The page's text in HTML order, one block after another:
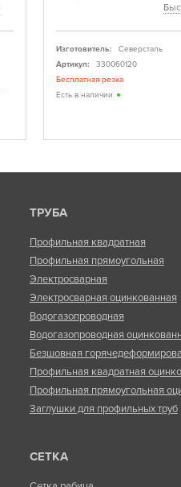
Изготовитель:
Северсталь
Артикул:
330060120
Бесплатная резка
Есть в наличии
ТРУБА
Профильная квадратная
Профильная прямоугольная
Электросварная
Электросварная оцинкованная
Водогазопроводная
Водогазопроводная
Безшовная
Профильная квадратная
Профильная прямоугольная
Заглушки для профильных труб
СЕТКА